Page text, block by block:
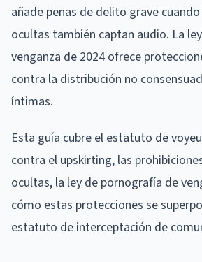
añade penas de delito grave
ocultas también captan audio. La
venganza de 2024 ofrece
contra la distribución no
íntimas.
Esta guía cubre el estatuto de
contra el upskirting, las
ocultas, la ley de pornografía de
cómo estas protecciones se
estatuto de interceptación de